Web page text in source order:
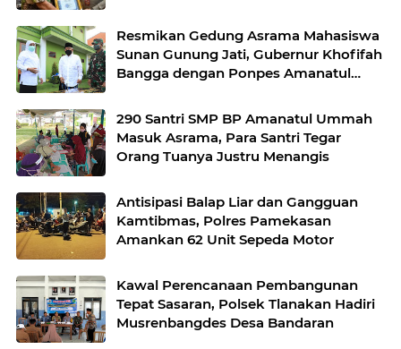
Resmikan Gedung Asrama Mahasiswa
Sunan Gunung Jati, Gubernur Khofifah
Bangga dengan Ponpes Amanatul
290 Santri SMP BP Amanatul Ummah
Masuk Asrama, Para Santri Tegar
Orang Tuanya Justru Menangis
Antisipasi Balap Liar dan Gangguan
Kamtibmas, Polres Pamekasan
Amankan 62 Unit Sepeda Motor
Kawal Perencanaan Pembangunan
Tepat Sasaran, Polsek Tlanakan Hadiri
Musrenbangdes Desa Bandaran